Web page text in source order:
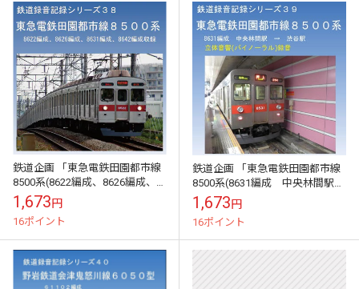
鉄道企画 「東急電鉄田園都市線
8500系(8622編成、8626編成、
8631編成、8642編成収録)」
1,673円
16ポイント
鉄道企画 「東急電鉄田園都市線
8500系(8631編成 中央林間駅→
渋谷駅」鉄道CD
1,673円
16ポイント